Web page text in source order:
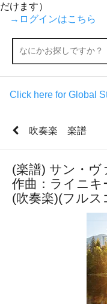
だけます）
→ログインはこちら
Click here for Global
吹奏楽 楽譜
(楽譜) サン・
作曲：ライニ
(吹奏楽)(フルス